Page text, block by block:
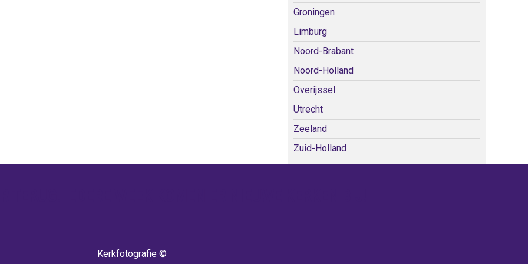
Groningen
Limburg
Noord-Brabant
Noord-Holland
Overijssel
Utrecht
Zeeland
Zuid-Holland
Kerkfotografie ©